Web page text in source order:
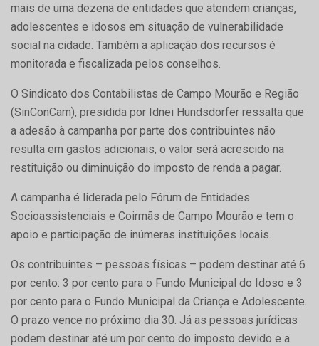
mais de uma dezena de entidades que atendem crianças,
adolescentes e idosos em situação de vulnerabilidade
social na cidade. Também a aplicação dos recursos é
monitorada e fiscalizada pelos conselhos.
O Sindicato dos Contabilistas de Campo Mourão e Região
(SinConCam), presidida por Idnei Hundsdorfer ressalta que
a adesão à campanha por parte dos contribuintes não
resulta em gastos adicionais, o valor será acrescido na
restituição ou diminuição do imposto de renda a pagar.
A campanha é liderada pelo Fórum de Entidades
Socioassistenciais e Coirmãs de Campo Mourão e tem o
apoio e participação de inúmeras instituições locais.
Os contribuintes – pessoas físicas – podem destinar até 6
por cento: 3 por cento para o Fundo Municipal do Idoso e 3
por cento para o Fundo Municipal da Criança e Adolescente.
O prazo vence no próximo dia 30. Já as pessoas jurídicas
podem destinar até um por cento do imposto devido e a